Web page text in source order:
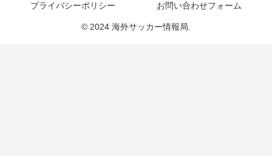
プライバシーポリシー お問い合わせフォーム
© 2024 海外サッカー情報局.